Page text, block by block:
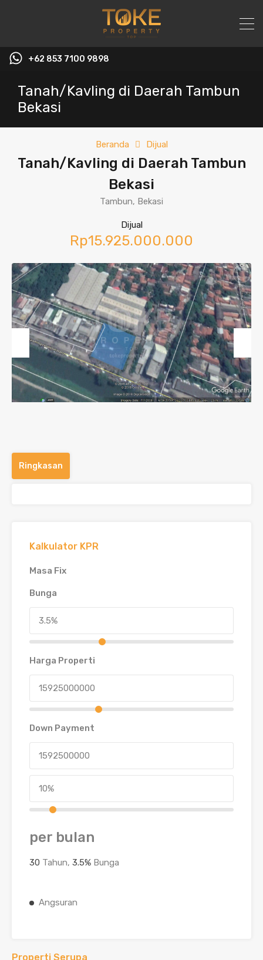
+62 853 7100 9898‬
Tanah/Kavling di Daerah Tambun
Bekasi
Beranda Dijual
Tanah/Kavling di Daerah Tambun
Bekasi
Tambun, Bekasi
Dijual
Rp15.925.000.000
Previous Next
Ringkasan
Kalkulator KPR
Masa Fix
Bunga
Harga Properti
Down Payment
per bulan
30 Tahun, 3.5% Bunga
Angsuran
Properti Serupa